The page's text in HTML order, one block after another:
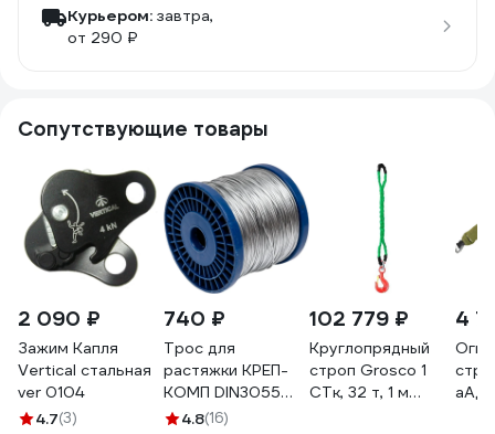
Курьером: завтра,
от 290 ₽
Сопутствующие товары
2 090 ₽
Зажим Капля
Vertical стальная
ver 0104
4.7(3)
740 ₽
Трос для
растяжки КРЕП-
КОМП DIN3055
1мм 250м тр1
4.8(16)
102 779 ₽
Круглопрядный
строп Grosco 1
СТк, 32 т, 1 м
4